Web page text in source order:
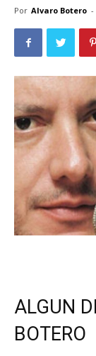
Por Alvaro Botero -
ALGUN
BOTERO